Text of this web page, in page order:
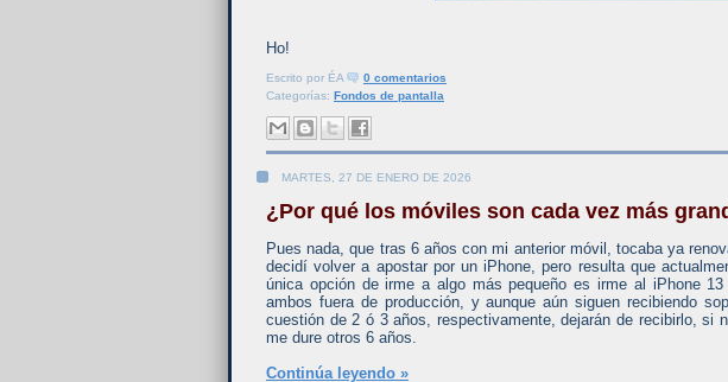
Ho!
Escrito por ÉA
0 comentarios
Categorías: Fondos de pantalla
MARTES, 27 DE ENERO DE 2026
¿Por qué los móviles son cada vez más
Pues nada, que tras 6 años con mi anterior móvil, tocaba ya
decidí volver a apostar por un iPhone, pero resulta que
única opción de irme a algo más pequeño es irme al iPhone
ambos fuera de producción, y aunque aún siguen recibiendo
cuestión de 2 ó 3 años, respectivamente, dejarán de recibirlo, si
me dure otros 6 años.
Continúa leyendo »